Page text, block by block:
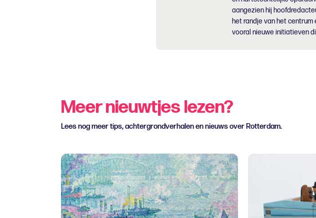
aangezien hij
het randje van het
vooral nieuwe initiatieven
Meer nieuwtjes lezen?
Lees nog meer tips, achtergrondverhalen en nieuws over Rotterdam.